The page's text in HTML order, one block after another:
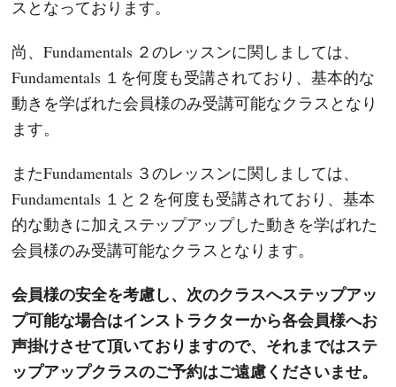
スとなっております。
尚、Fundamentals ２のレッスンに関しましては、
Fundamentals １を何度も受講されており、基本的な
動きを学ばれた会員様のみ受講可能なクラスとなり
ます。
またFundamentals ３のレッスンに関しましては、
Fundamentals １と２を何度も受講されており、基本
的な動きに加えステップアップした動きを学ばれた
会員様のみ受講可能なクラスとなります。
会員様の安全を考慮し、次のクラスへステップアッ
プ可能な場合はインストラクターから各会員様へお
声掛けさせて頂いておりますので、それまではステ
ップアップクラスのご予約はご遠慮くださいませ。